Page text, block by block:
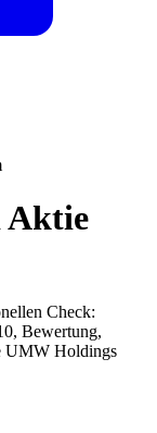
Aktie
Check:
, Bewertung,
UMW Holdings